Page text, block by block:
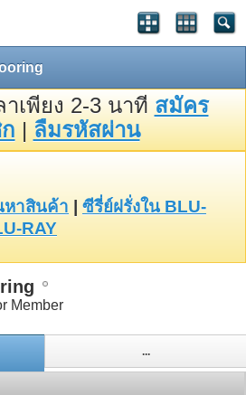
เพียง 2-3 นาที สมัคร
| ลืมรหัสผ่าน
าสินค้า
ซีรี่ย์ฝรั่งใน BLU-
RAY
Member
...